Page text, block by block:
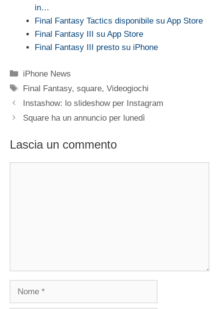
in…
Final Fantasy Tactics disponibile su App Store
Final Fantasy III su App Store
Final Fantasy III presto su iPhone
Categorie
iPhone News
Tag
Final Fantasy,square,Videogiochi
Instashow: lo slideshow per Instagram
Square ha un annuncio per lunedì
Lascia un commento
Nome